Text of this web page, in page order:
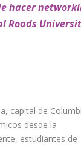
hacer
Roads
capital de
desde la
estudiantes de